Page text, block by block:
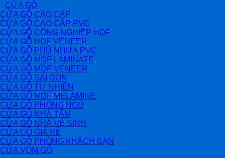
CỬA GỖ
CỬA GỖ CAO CẤP
CỬA GỖ CAO CẤP PVC
CỬA GỖ CÔNG NGHIỆP HDF
CỬA GỖ HDF VENEER
CỬA GỖ PHỦ NHỰA PVC
CỬA GỖ MDF LAMINATE
CỬA GỖ MDF VENEER
CỬA GỖ SÀI GÒN
CỬA GỖ TỰ NHIÊN
CỬA GỖ MDF MELAMINE
CỬA GỖ PHÒNG NGỦ
CỬA GỖ NHÀ TẮM
CỬA GỖ NHÀ VỆ SINH
CỬA GỖ GIÁ RẺ
CỬA GỖ PHÒNG KHÁCH SẠN
CỬA VÒM GỖ